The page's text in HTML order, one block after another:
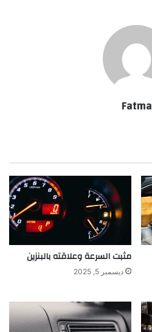
Fatma
مثبت السرعة وعلاقته بالبنزين
ديسمبر 5, 2025